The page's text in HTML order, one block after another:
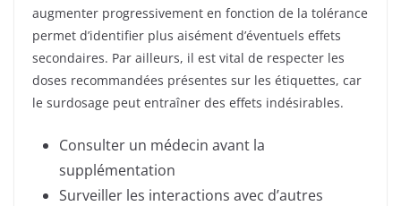
augmenter progressivement en fonction de la tolérance
permet d’identifier plus aisément d’éventuels effets
secondaires. Par ailleurs, il est vital de respecter les
doses recommandées présentes sur les étiquettes, car
le surdosage peut entraîner des effets indésirables.
Consulter un médecin avant la
supplémentation
Surveiller les interactions avec d’autres